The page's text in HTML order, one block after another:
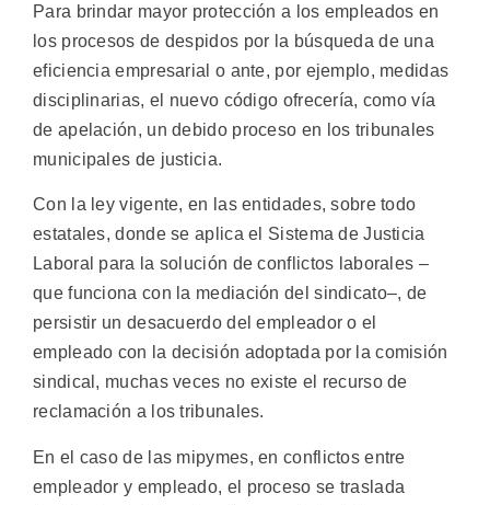
Para brindar mayor protección a los empleados en
los procesos de despidos por la búsqueda de una
eficiencia empresarial o ante, por ejemplo, medidas
disciplinarias, el nuevo código ofrecería, como vía
de apelación, un debido proceso en los tribunales
municipales de justicia.
Con la ley vigente, en las entidades, sobre todo
estatales, donde se aplica el Sistema de Justicia
Laboral para la solución de conflictos laborales –
que funciona con la mediación del sindicato–, de
persistir un desacuerdo del empleador o el
empleado con la decisión adoptada por la comisión
sindical, muchas veces no existe el recurso de
reclamación a los tribunales.
En el caso de las mipymes, en conflictos entre
empleador y empleado, el proceso se traslada